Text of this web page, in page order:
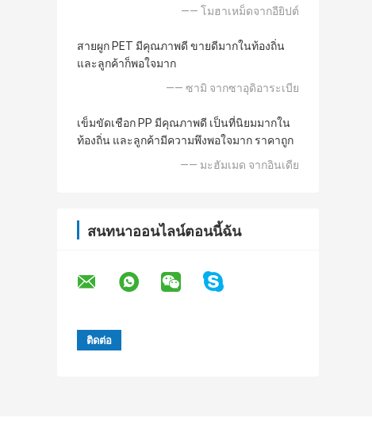
—— โมฮาเหม็ดจากอียิปต์
สายผูก PET มีคุณภาพดี ขายดีมากในท้องถิ่น
และลูกค้าก็พอใจมาก
—— ซามิ จากซาอุดิอาระเบีย
เข็มขัดเชือก PP มีคุณภาพดี เป็นที่นิยมมากใน
ท้องถิ่น และลูกค้ามีความพึงพอใจมาก ราคาถูก
—— มะฮัมเมด จากอินเดีย
สนทนาออนไลน์ตอนนี้ฉัน